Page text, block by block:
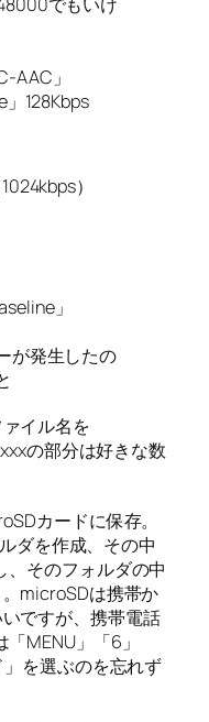
でもいけ
AAC」
128Kbps
）
」
が発生したの
イル名を
の部分は好きな数
カードに保存。
ダを作成、その中
、そのフォルダの中
microSDは携帯か
ですが、携帯電話
MENU」「6」
を選ぶのを忘れず